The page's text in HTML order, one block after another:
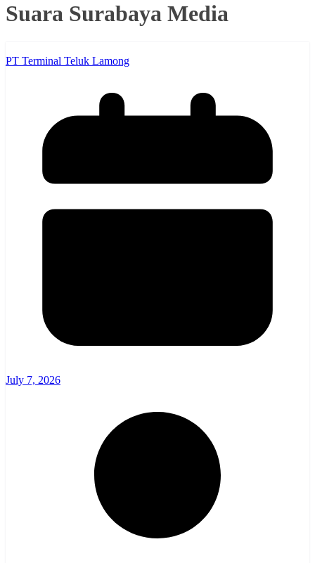
Suara Surabaya Media
PT Terminal Teluk Lamong
July 7, 2026